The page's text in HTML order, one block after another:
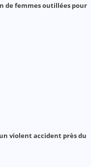
de femmes outillées pour
violent accident près du